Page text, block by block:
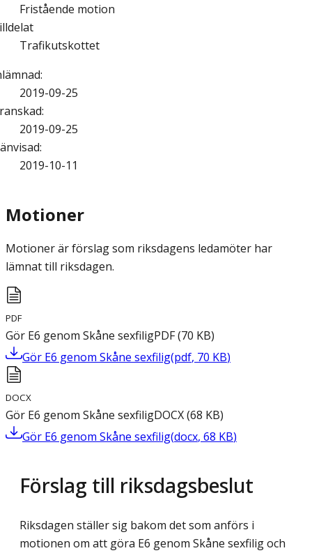
Fristående motion
Trafikutskottet
:
2019-09-25
:
2019-09-25
:
2019-10-11
Motioner
Motioner är förslag som riksdagens ledamöter har
lämnat till riksdagen.
PDF
Gör E6 genom Skåne sexfiligPDF(70 KB)
Gör E6 genom Skåne sexfilig(pdf, 70 KB)
DOCX
Gör E6 genom Skåne sexfiligDOCX(68 KB)
Gör E6 genom Skåne sexfilig(docx, 68 KB)
Förslag till riksdagsbeslut
Riksdagen ställer sig bakom det som anförs i
motionen om att göra E6 genom Skåne sexfilig och